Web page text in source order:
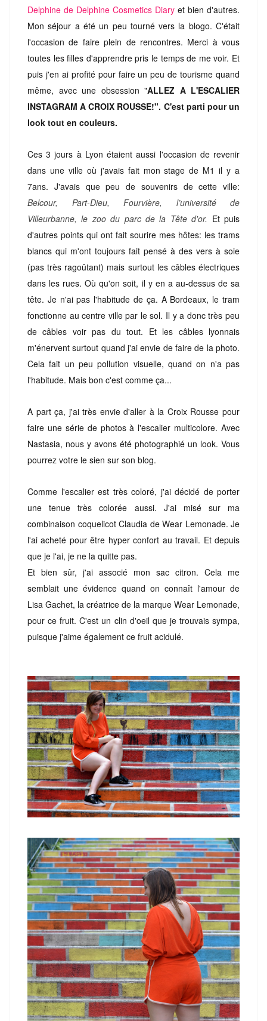
Delphine de Delphine Cosmetics Diary et bien d'autres.
Mon séjour a été un peu tourné vers la blogo. C'était
l'occasion de faire plein de rencontres. Merci à vous
toutes les filles d'apprendre pris le temps de me voir. Et
puis j'en ai profité pour faire un peu de tourisme quand
même, avec une obsession "ALLEZ A L'ESCALIER
INSTAGRAM A CROIX ROUSSE!". C'est parti pour un
look tout en couleurs.
Ces 3 jours à Lyon étaient aussi l'occasion de revenir
dans une ville où j'avais fait mon stage de M1 il y a
7ans. J'avais que peu de souvenirs de cette ville:
Belcour, Part-Dieu, Fourvière, l’université de
Villeurbanne, le zoo du parc de la Tête d'or. Et puis
d'autres points qui ont fait sourire mes hôtes: les trams
blancs qui m'ont toujours fait pensé à des vers à soie
(pas très ragoûtant) mais surtout les câbles électriques
dans les rues. Où qu'on soit, il y en a au-dessus de sa
tête. Je n'ai pas l'habitude de ça. A Bordeaux, le tram
fonctionne au centre ville par le sol. Il y a donc très peu
de câbles voir pas du tout. Et les câbles lyonnais
m'énervent surtout quand j'ai envie de faire de la photo.
Cela fait un peu pollution visuelle, quand on n'a pas
l'habitude. Mais bon c'est comme ça...
A part ça, j'ai très envie d'aller à la Croix Rousse pour
faire une série de photos à l'escalier multicolore. Avec
Nastasia, nous y avons été photographié un look. Vous
pourrez votre le sien sur son blog.
Comme l'escalier est très coloré, j'ai décidé de porter
une tenue très colorée aussi. J'ai misé sur ma
combinaison coquelicot Claudia de Wear Lemonade. Je
l'ai acheté pour être hyper confort au travail. Et depuis
que je l'ai, je ne la quitte pas.
Et bien sûr, j'ai associé mon sac citron. Cela me
semblait une évidence quand on connaît l'amour de
Lisa Gachet, la créatrice de la marque Wear Lemonade,
pour ce fruit. C'est un clin d'oeil que je trouvais sympa,
puisque j'aime également ce fruit acidulé.